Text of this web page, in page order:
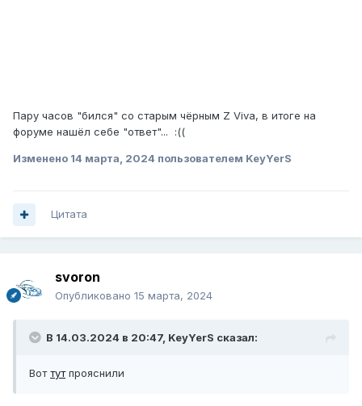
Пару часов "бился" со старым чёрным Z Viva, в итоге на
форуме нашёл себе "ответ"... :((
Изменено 14 марта, 2024 пользователем KeyYerS
Цитата
svoron
Опубликовано 15 марта, 2024
В 14.03.2024 в 20:47, KeyYerS сказал:
Воттутпрояснили